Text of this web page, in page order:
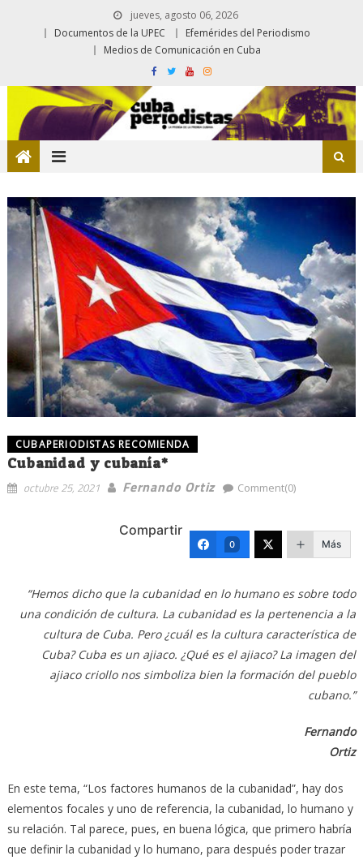
jueves, agosto 06, 2026
Documentos de la UPEC
Efemérides del Periodismo
Medios de Comunicación en Cuba
CUBAPERIODISTAS RECOMIENDA
Cubanidad y cubanía*
octubre 25, 2021 Fernando Ortiz Comment(0)
Compartir
0 Más
“Hemos dicho que la cubanidad en lo humano es sobre todo
una condición de cultura. La cubanidad es la pertenencia a la
cultura de Cuba. Pero ¿cuál es la cultura característica de
Cuba? Cuba es un ajiaco. ¿Qué es el ajiaco? La imagen del
ajiaco criollo nos simboliza bien la formación del pueblo
cubano.”
Fernando
Ortiz
En este tema, “Los factores humanos de la cubanidad”, hay dos
elementos focales y uno de referencia, la cubanidad, lo humano y
su relación. Tal parece, pues, en buena lógica, que primero habría
que definir la cubanidad y lo humano, para después poder trazar